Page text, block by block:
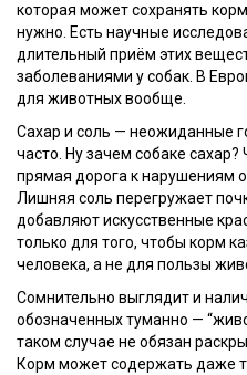
которая может сохранять
нужно. Есть научные
длительный приём этих
заболеваниями у собак. В
для животных вообще.
Сахар и соль — неожиданные
часто. Ну зачем собаке
прямая дорога к нарушениям
Лишняя соль перегружает
добавляют искусственные
только для того, чтобы корм
человека, а не для пользы
Сомнительно выглядит и
обозначенных туманно —
таком случае не обязан
Корм может содержать даже